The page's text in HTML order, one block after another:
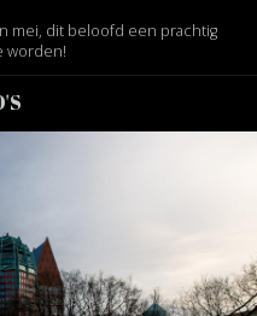
mei, dit beloofd een prachtig
worden!